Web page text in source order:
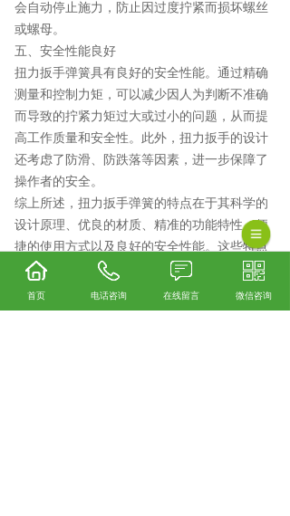
会自动停止施力，防止因过度拧紧而损坏螺丝
或螺母。
五、安全性能良好
扭力扳手弹簧具有良好的安全性能。通过精确
测量和控制力矩，可以减少因人为判断不准确
而导致的拧紧力矩过大或过小的问题，从而提
高工作质量和安全性。此外，扭力扳手的设计
还考虑了防滑、防跌落等因素，进一步保障了
操作者的安全。
综上所述，扭力扳手弹簧的特点在于其科学的
设计原理、优良的材质、精准的功能特性、便
捷的使用方式以及良好的安全性能。这些特点
使得扭力扳手在工业生产、汽车维修、航空航
天等领域得到广泛应用，并成为不可或缺的工
具之一。
首页 电话咨询 在线留言 微信咨询